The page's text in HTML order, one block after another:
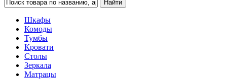
Шкафы
Комоды
Тумбы
Кровати
Столы
Зеркала
Матрацы